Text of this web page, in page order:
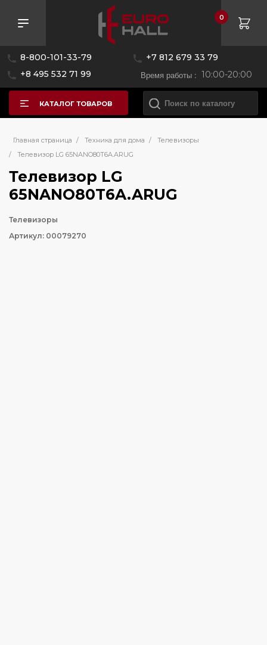
8-800-101-33-79
+7 812 679 33 79
+8 495 532 71 99
Время работы : 10:00-20:00
0
КАТАЛОГ ТОВАРОВ
Главная страница / Техника для дома /
Телевизоры
/
Телевизор LG 65NANO80T6A.ARUG
Телевизор LG
65NANO80T6A.ARUG
Телевизоры
Артикул: 00079270